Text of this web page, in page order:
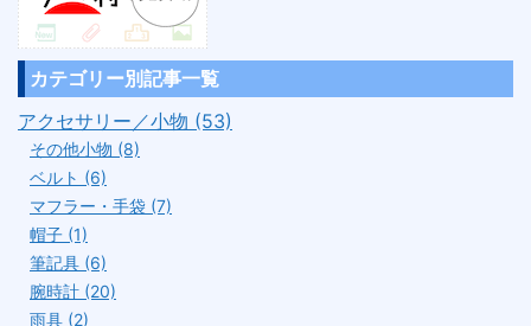
カテゴリー別記事一覧
アクセサリー／小物 (53)
その他小物 (8)
ベルト (6)
マフラー・手袋 (7)
帽子 (1)
筆記具 (6)
腕時計 (20)
雨具 (2)